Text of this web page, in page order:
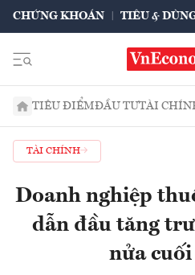
CHỨNG KHOÁN TIÊU &
TIÊU ĐIỂMĐẦU TƯTÀI
TÀI CHÍNH
Doanh nghiệp
dẫn đầu tăng
nửa